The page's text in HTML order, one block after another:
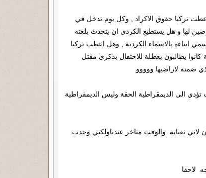
تركيا حقوق الاكراد , وكل يوم تدخل في
لها و هل يستطيع الكردي ان يتحدث بلغته
ابناءه بالاسماء الكردية , وهل اعطت تركيا
يطالبون بعطلة للاحتفال بذكرى مقتل
ضمته لاراضيها ووووو
الى الديمقراطية الحقة وليس الديمقراطية
لاني تعبانة والوقت متاخر عندناولكني وجدت